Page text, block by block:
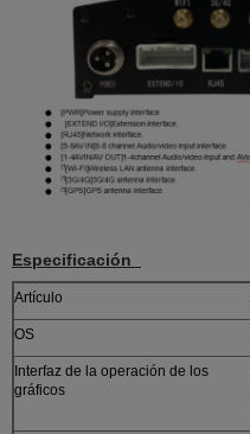
Especificación
Artículo
OS
Interfaz de la operación de los
gráficos